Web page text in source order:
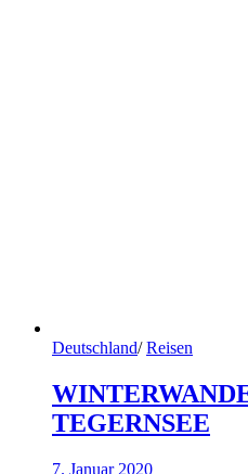
Deutschland/ Reisen
TEGERNSEE
7. Januar 2020